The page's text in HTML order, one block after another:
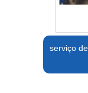
serviço